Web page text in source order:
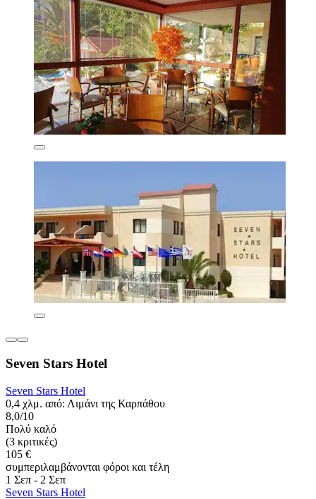
Seven Stars Hotel
Seven Stars Hotel
0,4 χλμ. από: Λιμάνι της Καρπάθου
8,0/10
Πολύ καλό
(3 κριτικές)
105 €
συμπεριλαμβάνονται φόροι και τέλη
1 Σεπ - 2 Σεπ
Seven Stars Hotel